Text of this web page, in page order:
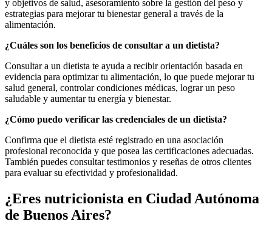
y objetivos de salud, asesoramiento sobre la gestión del peso y
estrategias para mejorar tu bienestar general a través de la
alimentación.
¿Cuáles son los beneficios de consultar a un dietista?
Consultar a un dietista te ayuda a recibir orientación basada en
evidencia para optimizar tu alimentación, lo que puede mejorar tu
salud general, controlar condiciones médicas, lograr un peso
saludable y aumentar tu energía y bienestar.
¿Cómo puedo verificar las credenciales de un dietista?
Confirma que el dietista esté registrado en una asociación
profesional reconocida y que posea las certificaciones adecuadas.
También puedes consultar testimonios y reseñas de otros clientes
para evaluar su efectividad y profesionalidad.
¿Eres nutricionista en Ciudad Autónoma
de Buenos Aires?